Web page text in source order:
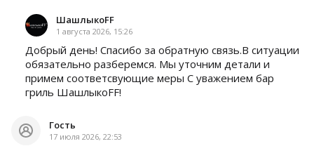
ШашлыкоFF
1 августа 2026, 15:26
Добрый день! Спасибо за обратную связь.В ситуации
обязательно разберемся. Мы уточним детали и
примем соответсвующие меры С уважением бар
гриль ШашлыкоFF!
Гость
17 июля 2026, 22:53